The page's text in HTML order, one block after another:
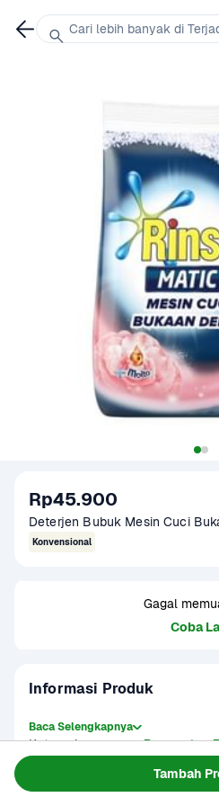
Tambah
Rp45.900
Deterjen Bubuk Mesin Cuci
Konvensional
Gagal
Coba
Informasi Produk
Baca Selengkapnya
Kategori
Perawatan
Cari lebih banyak di